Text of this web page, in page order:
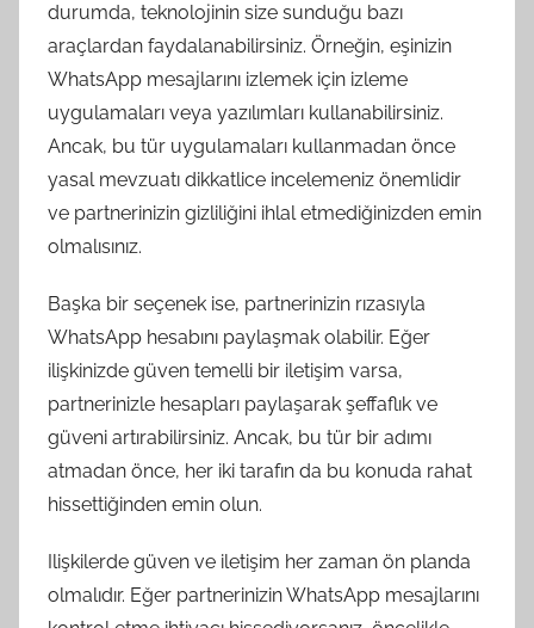
durumda, teknolojinin size sunduğu bazı
araçlardan faydalanabilirsiniz. Örneğin, eşinizin
WhatsApp mesajlarını izlemek için izleme
uygulamaları veya yazılımları kullanabilirsiniz.
Ancak, bu tür uygulamaları kullanmadan önce
yasal mevzuatı dikkatlice incelemeniz önemlidir
ve partnerinizin gizliliğini ihlal etmediğinizden emin
olmalısınız.
Başka bir seçenek ise, partnerinizin rızasıyla
WhatsApp hesabını paylaşmak olabilir. Eğer
ilişkinizde güven temelli bir iletişim varsa,
partnerinizle hesapları paylaşarak şeffaflık ve
güveni artırabilirsiniz. Ancak, bu tür bir adımı
atmadan önce, her iki tarafın da bu konuda rahat
hissettiğinden emin olun.
Ilişkilerde güven ve iletişim her zaman ön planda
olmalıdır. Eğer partnerinizin WhatsApp mesajlarını